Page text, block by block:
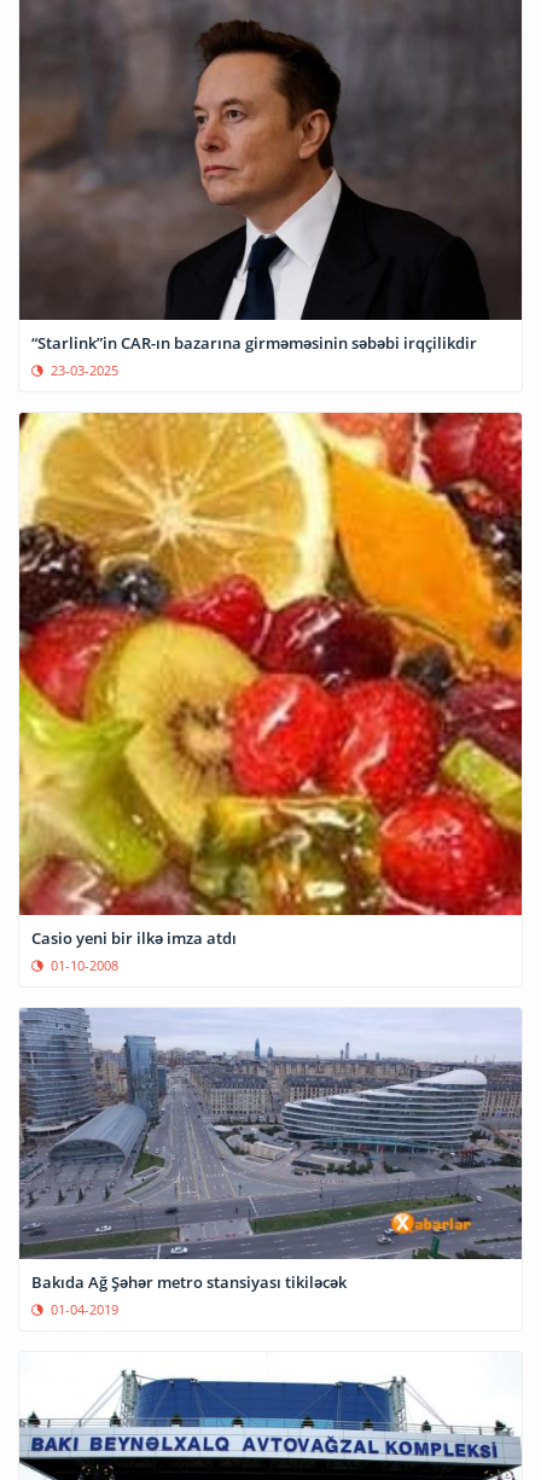
“Starlink”in CAR-ın bazarına girməməsinin səbəbi irqçilikdir
23-03-2025
Casio yeni bir ilkə imza atdı
01-10-2008
Bakıda Ağ Şəhər metro stansiyası tikiləcək
01-04-2019